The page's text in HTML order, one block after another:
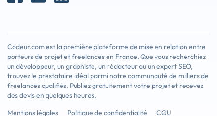
Codeur.com est la première plateforme de mise en relation entre
porteurs de projet et freelances en France. Que vous recherchiez
un développeur, un graphiste, un rédacteur ou un expert SEO,
trouvez le prestataire idéal parmi notre communauté de milliers de
freelances qualifiés. Publiez gratuitement votre projet et recevez
des devis en quelques heures.
Mentions légales
Politique de confidentialité CGU